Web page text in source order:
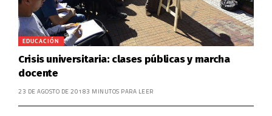
EDUCACIÓN
Crisis universitaria: clases públicas y marcha
docente
23 DE AGOSTO DE 20183 MINUTOS PARA LEER